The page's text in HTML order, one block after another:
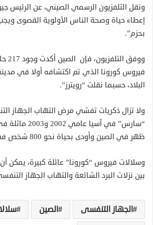
ونقل التلفزيون الرسمي الصيني، عن الرئيس
إعطاء حياة وصحة الناس الأولوية القصوى
بحزم”.
ووفق التلفزيون، فإن الصين
فيروس كورونا الذي تم اكتشافه أولا في
البلاد، حسبما نقلت “رويترز”.
ولا تزال ذكريات تفشي مرض التهاب الجهاز
“سارس” في آسيا
ظهر في الصين وأودى بحياة نحو 800 شخص في أنحاء العالم.
وسلالات فيروس “كورونا” عائلة كبيرة، يمكن
بين نزلات البرد الشائعة والتهاب الجهاز
الجهاز التنفسى الصين